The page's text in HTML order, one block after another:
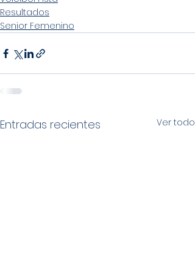
Resultados
Senior Femenino
Entradas recientes Ver todo